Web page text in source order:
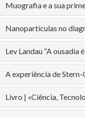
Muografia e a sua
Nanopartículas no
Lev Landau “A ousadia
A experiência de
Livro | «Ciência,